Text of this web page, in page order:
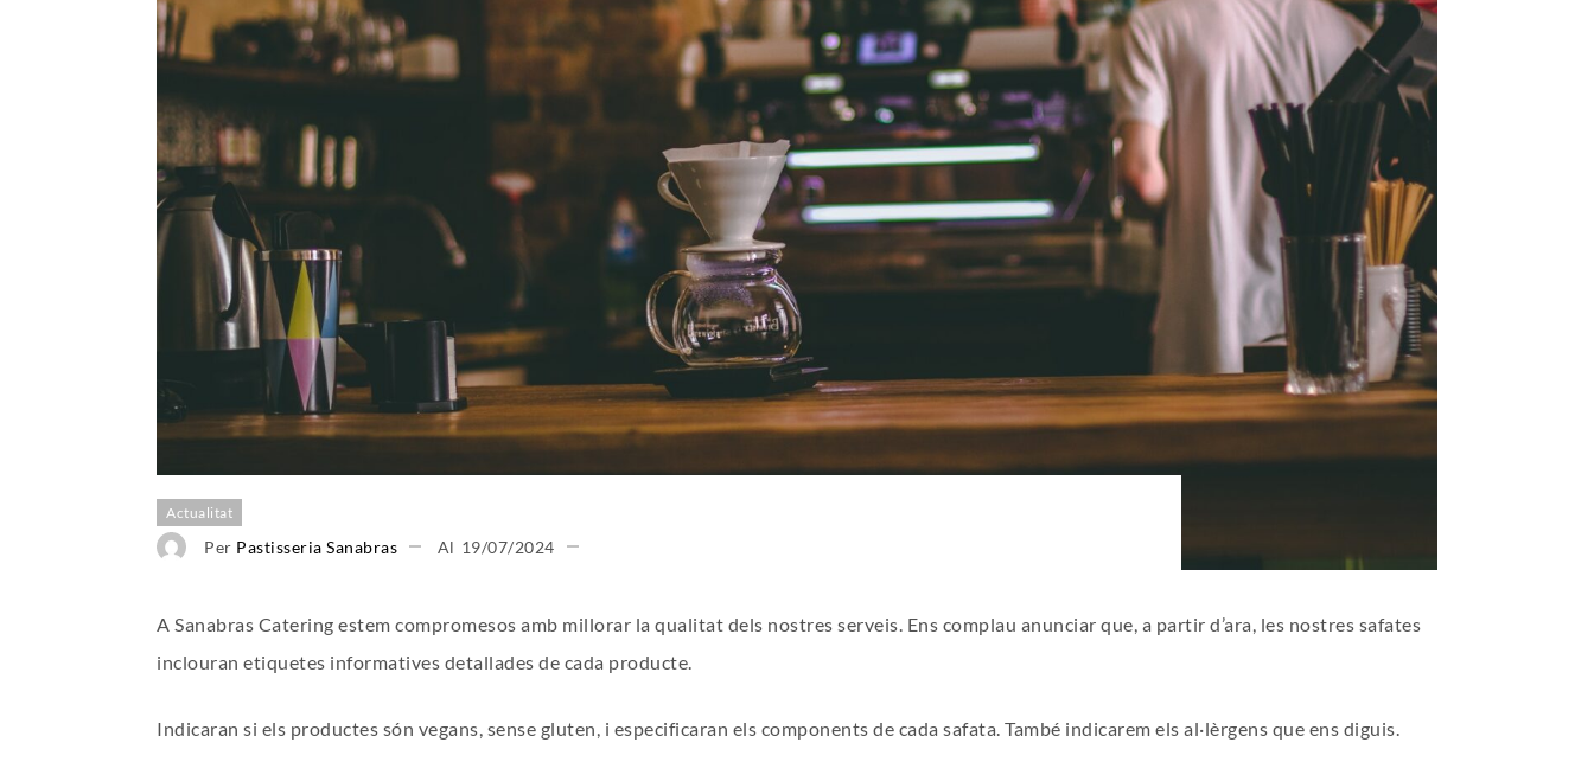
Actualitat
Per Pastisseria Sanabras Al 19/07/2024
A Sanabras Catering estem compromesos amb millorar la qualitat dels nostres serveis. Ens complau anunciar que, a partir d’ara, les nostres safates
inclouran etiquetes informatives detallades de cada producte.
Indicaran si els productes són vegans, sense gluten, i especificaran els components de cada safata. També indicarem els al·lèrgens que ens diguis.